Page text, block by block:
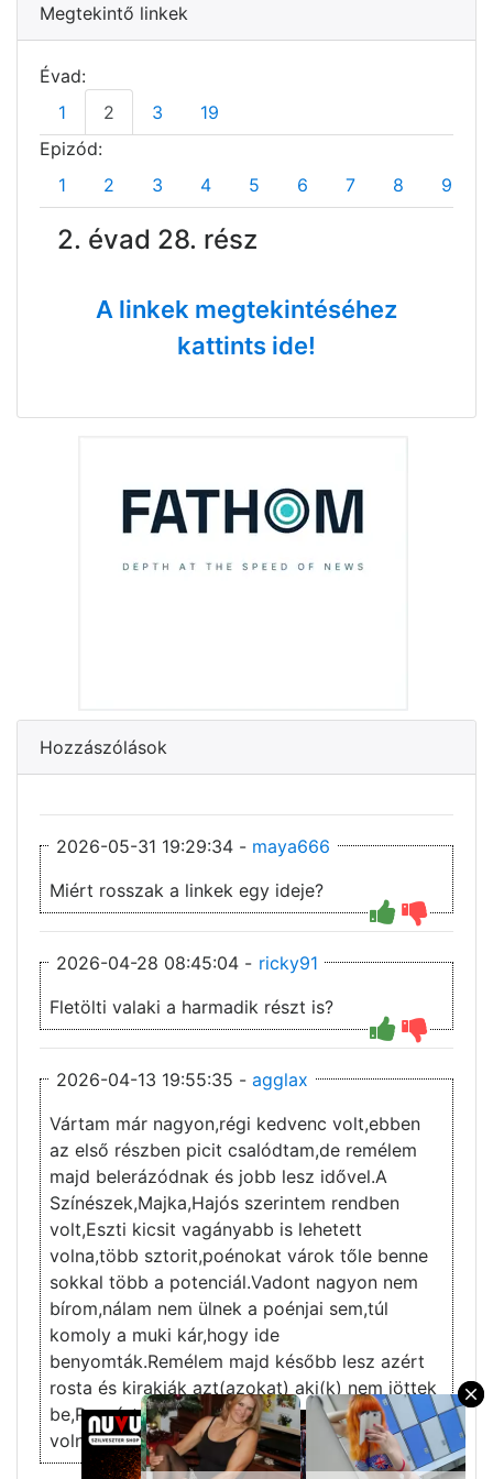
×
Megtekintő linkek
Évad:
1
2 3
19
Epizód:
1
2 3 4 5 6 7 8 9
2. évad 28. rész
A linkek megtekintéséhez
kattints ide!
Hozzászólások
2026-05-31 19:29:34 - maya666
Miért rosszak a linkek egy ideje?
2026-04-28 08:45:04 - ricky91
Fletölti valaki a harmadik részt is?
2026-04-13 19:55:35 - agglax
3
Vártam már nagyon,régi kedvenc volt,ebben
az első részben picit csalódtam,de remélem
majd belerázódnak és jobb lesz idővel.A
Színészek,Majka,Hajós szerintem rendben
volt,Eszti kicsit vagányabb is lehetett
volna,több sztorit,poénokat várok tőle benne
sokkal több a potenciál.Vadont nagyon nem
bírom,nálam nem ülnek a poénjai sem,túl
komoly a muki kár,hogy ide
benyomták.Remélem majd később lesz azért
rosta és kirakják azt(azokat) aki(k) nem jöttek
be,Puzsért én pl beraktam volna,na ott lett
volna sztori a javából.